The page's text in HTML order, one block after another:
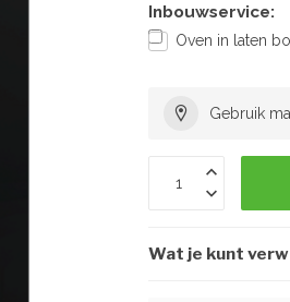
Inbouwservice:
Oven in laten
Gebruik
Wat je kunt